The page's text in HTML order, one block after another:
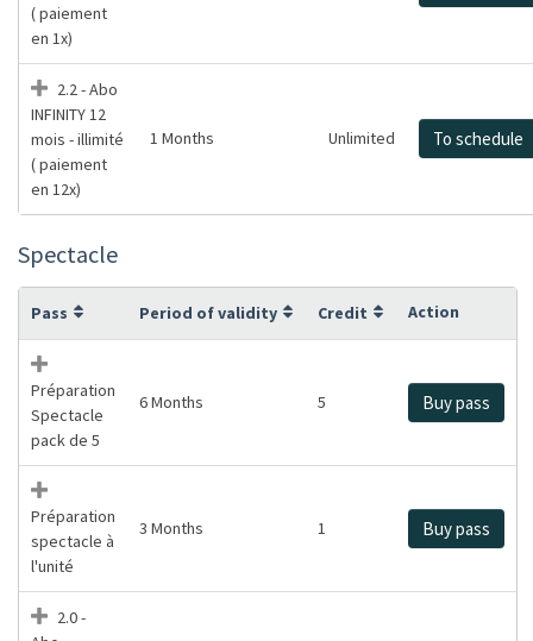
( paiement
en 1x)
2.2 - Abo
INFINITY 12
mois - illimité
( paiement
en 12x)
1 Months Unlimited To schedule
Spectacle
Pass Period of validity Credit Action
Préparation
Spectacle
pack de 5
6 Months 5 Buy pass
Préparation
spectacle à
l'unité
3 Months 1 Buy pass
2.0 -